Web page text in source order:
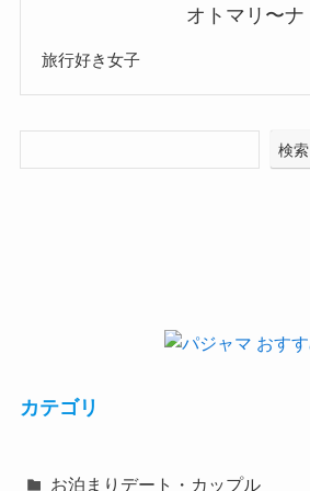
オトマリ〜ナ
旅行好き女子
検索